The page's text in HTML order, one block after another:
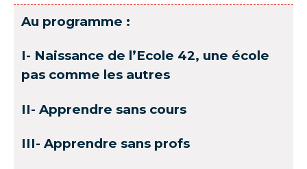
Au programme :
I- Naissance de l’Ecole 42, une école
pas comme les autres
II- Apprendre sans cours
III- Apprendre sans profs